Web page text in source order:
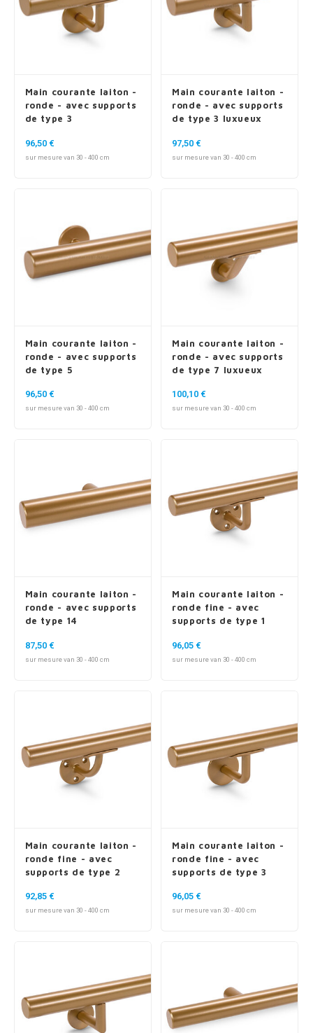
Main courante laiton -
ronde - avec supports
de type 3
96,50 €
sur mesure van 30 - 400 cm
Main courante laiton -
ronde - avec supports
de type 3 luxueux
97,50 €
sur mesure van 30 - 400 cm
Main courante laiton -
ronde - avec supports
de type 5
96,50 €
sur mesure van 30 - 400 cm
Main courante laiton -
ronde - avec supports
de type 7 luxueux
100,10 €
sur mesure van 30 - 400 cm
Main courante laiton -
ronde - avec supports
de type 14
87,50 €
sur mesure van 30 - 400 cm
Main courante laiton -
ronde fine - avec
supports de type 1
96,05 €
sur mesure van 30 - 400 cm
Main courante laiton -
ronde fine - avec
supports de type 2
92,85 €
sur mesure van 30 - 400 cm
Main courante laiton -
ronde fine - avec
supports de type 3
96,05 €
sur mesure van 30 - 400 cm